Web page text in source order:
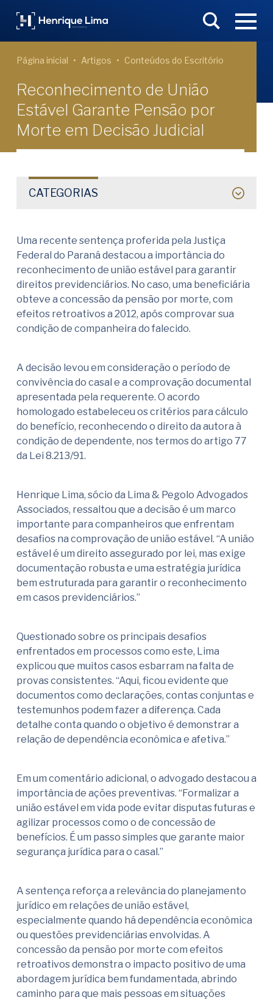
Página inicial Artigos Conteúdos do Escritório
Reconhecimento de União
Estável Garante Pensão por
Morte em Decisão Judicial
CATEGORIAS
Uma recente sentença proferida pela Justiça
Federal do Paraná destacou a importância do
reconhecimento de união estável para garantir
direitos previdenciários. No caso, uma beneficiária
obteve a concessão da pensão por morte, com
efeitos retroativos a 2012, após comprovar sua
condição de companheira do falecido.
A decisão levou em consideração o período de
convivência do casal e a comprovação documental
apresentada pela requerente. O acordo
homologado estabeleceu os critérios para cálculo
do benefício, reconhecendo o direito da autora à
condição de dependente, nos termos do artigo 77
da Lei 8.213/91.
Henrique Lima, sócio da Lima & Pegolo Advogados
Associados, ressaltou que a decisão é um marco
importante para companheiros que enfrentam
desafios na comprovação de união estável. “A união
estável é um direito assegurado por lei, mas exige
documentação robusta e uma estratégia jurídica
bem estruturada para garantir o reconhecimento
em casos previdenciários.”
Questionado sobre os principais desafios
enfrentados em processos como este, Lima
explicou que muitos casos esbarram na falta de
provas consistentes. “Aqui, ficou evidente que
documentos como declarações, contas conjuntas e
testemunhos podem fazer a diferença. Cada
detalhe conta quando o objetivo é demonstrar a
relação de dependência econômica e afetiva.”
Em um comentário adicional, o advogado destacou a
importância de ações preventivas. “Formalizar a
união estável em vida pode evitar disputas futuras e
agilizar processos como o de concessão de
benefícios. É um passo simples que garante maior
segurança jurídica para o casal.”
A sentença reforça a relevância do planejamento
jurídico em relações de união estável,
especialmente quando há dependência econômica
ou questões previdenciárias envolvidas. A
concessão da pensão por morte com efeitos
retroativos demonstra o impacto positivo de uma
abordagem jurídica bem fundamentada, abrindo
caminho para que mais pessoas em situações